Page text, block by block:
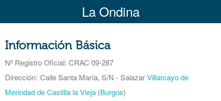
La Ondina
Información Básica
Nº Registro Oficial: CRAC 09-287
Dirección: Calle Santa María, S/N - SalazarVillarcayo de
Merindad de Castilla la Vieja (Burgos)